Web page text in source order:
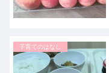
子育てのはなし